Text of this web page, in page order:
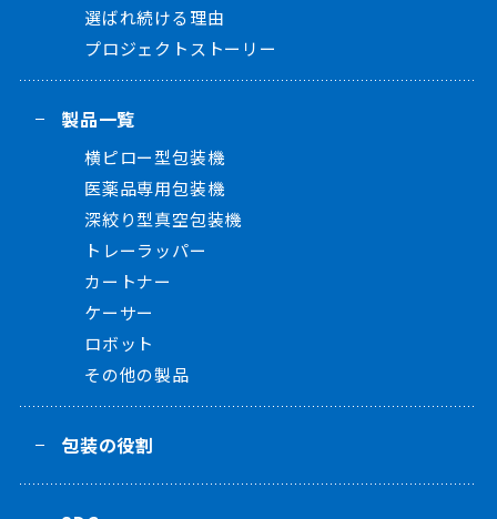
選ばれ続ける理由
プロジェクトストーリー
製品一覧
横ピロー型包装機
医薬品専用包装機
深絞り型真空包装機
トレーラッパー
カートナー
ケーサー
ロボット
その他の製品
包装の役割